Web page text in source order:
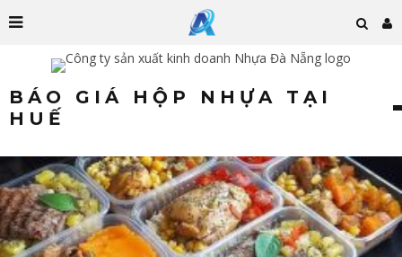
BÁO GIÁ HỘP NHỰA TẠI
HUẾ